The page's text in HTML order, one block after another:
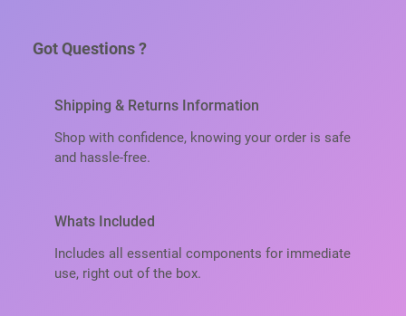
Got Questions ?
Shipping & Returns Information
Shop with confidence, knowing your order is safe
and hassle-free.
Whats Included
Includes all essential components for immediate
use, right out of the box.